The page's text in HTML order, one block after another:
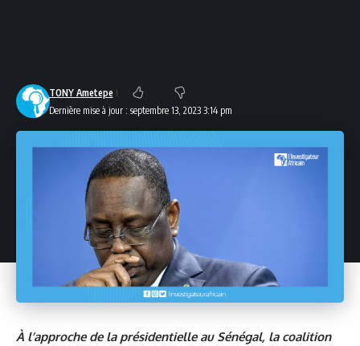
Dernière mise à jour : septembre 13, 2023 3:14 pm
TONY Ametepe
À l’approche de la présidentielle au Sénégal, la coalition